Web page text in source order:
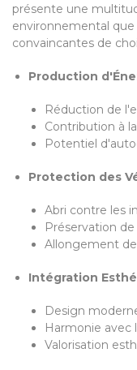
présente une
environnemental que
convaincantes de
Production
Réduction de
Contribution à
Potentiel
Protection des
Abri contre les
Préservation de
Allongement
Intégration
Design
Harmonie
Valorisation